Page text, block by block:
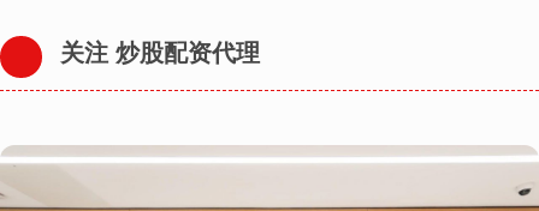
关注 炒股配资代理